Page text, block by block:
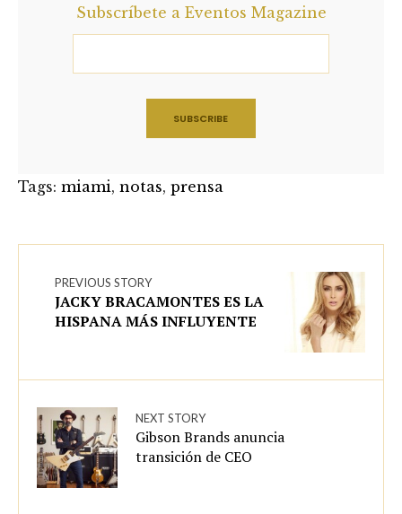
Subscríbete a Eventos Magazine
Tags: miami, notas, prensa
PREVIOUS STORY
JACKY BRACAMONTES ES LA
HISPANA MÁS INFLUYENTE
NEXT STORY
Gibson Brands anuncia
transición de CEO